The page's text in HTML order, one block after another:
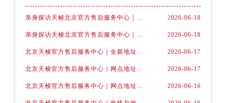
亲身探访天梭北京官方售后服务中心｜官方地址及联系电话（2026年6月最新） 2026-06-18
亲身探访天梭北京官方售后服务中心｜全新官方服务电话与地址（2026年6月最新） 2026-06-18
北京天梭官方售后服务中心｜全新地址电话权威信息公示（2026年6月最新） 2026-06-17
北京天梭官方售后服务中心｜网点地址与服务热线权威信息公示（2026年6月最新） 2026-06-17
北京天梭官方售后服务中心｜网点地址与客服电话权威信息公示（2026年6月最新） 2026-06-16